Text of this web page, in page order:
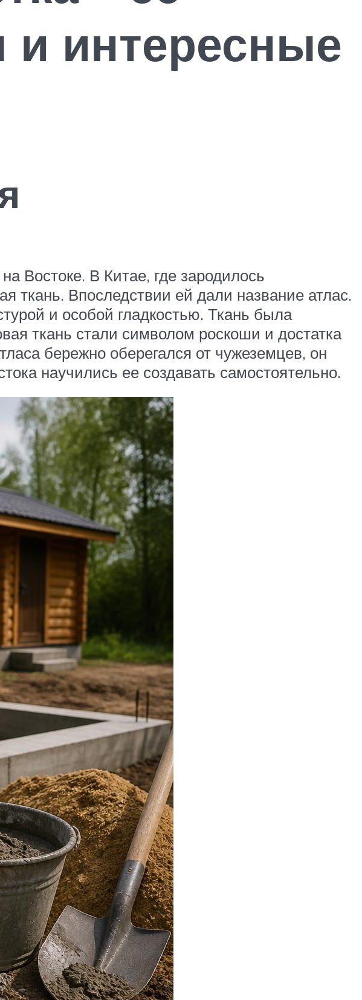
и интересные
Востоке. В Китае, где зародилось
ткань. Впоследствии ей дали название атлас.
и особой гладкостью. Ткань была
ткань стали символом роскоши и достатка
бережно оберегался от чужеземцев, он
научились ее создавать самостоятельно.